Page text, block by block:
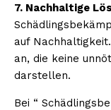
7. Nachhaltige
auf
an, die keine
darstellen.
Bei “